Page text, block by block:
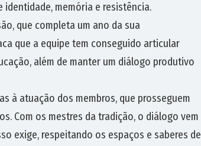
memória e resistência.
que completa um ano da sua
que a equipe tem conseguido articular
além de manter um diálogo produtivo
à atuação dos membros, que prosseguem
Com os mestres da tradição, o diálogo vem
exige, respeitando os espaços e saberes de